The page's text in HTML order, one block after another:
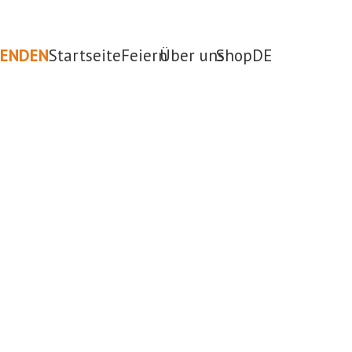
StartseiteFeiernÜber unsShopDE